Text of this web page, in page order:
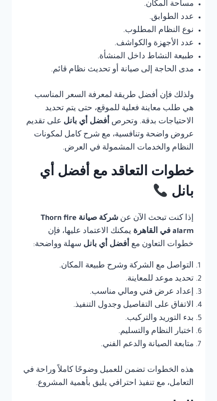
مساحة المكان.
عدد الطوابق.
نوع النظام المطلوب.
عدد الأجهزة والكواشف.
طبيعة النشاط داخل المنشأة.
مدى الحاجة إلى صيانة أو تحديث نظام قائم.
ولذلك فإن أفضل طريقة لمعرفة السعر المناسب
هي طلب معاينة فعلية للموقع، حتى يتم تحديد
الاحتياجات بدقة. وتحرص أفضل أي بانل على تقديم
عروض واضحة وتنافسية، مع شرح كامل لمكونات
النظام والخدمات المشمولة في العرض.
خطوات التعاقد مع أفضل أي
بانل
إذا كنت تبحث الآن عن
شركة صيانة Thorn fire
alarm في القاهرة
يمكنك الاعتماد عليها، فإن
خطوات التعاون مع أفضل أي بانل سهلة وواضحة:
التواصل مع الشركة وشرح طبيعة المكان.
تحديد موعد للمعاينة.
إعداد عرض فني ومالي مناسب.
الاتفاق على التفاصيل وجدول التنفيذ.
بدء التوريد والتركيب.
اختبار النظام والتسليم.
متابعة الصيانة والدعم الفني.
هذه الخطوات تضمن للعميل وضوحًا كاملاً وراحة في
التعامل، مع تنفيذ احترافي يليق بأهمية المشروع.